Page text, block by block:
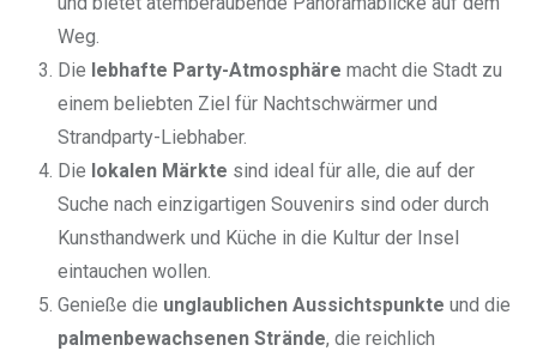
Weg.
Die lebhafte Party-Atmosphäre macht die Stadt zu
einem beliebten Ziel für Nachtschwärmer und
Strandparty-Liebhaber.
Die lokalen Märkte sind ideal für alle, die auf der
Suche nach einzigartigen Souvenirs sind oder durch
Kunsthandwerk und Küche in die Kultur der Insel
eintauchen wollen.
Genieße die unglaublichen Aussichtspunkte und die
palmenbewachsenen Strände, die reichlich